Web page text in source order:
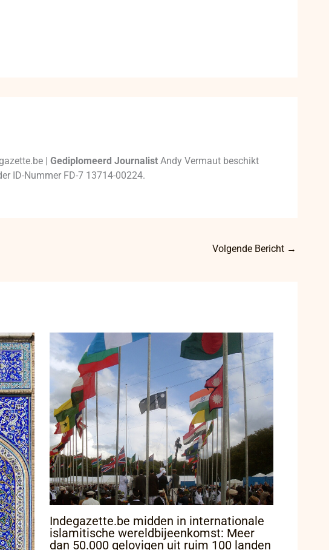
|Gediplomeerd Journalist Andy Vermaut beschikt
ID-Nummer FD-7 13714-00224.
Volgende Bericht →
Indegazette.be midden in internationale
islamitische wereldbijeenkomst: Meer
dan 50.000 gelovigen uit ruim 100 landen